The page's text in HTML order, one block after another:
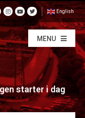
English
MENU
starter i dag